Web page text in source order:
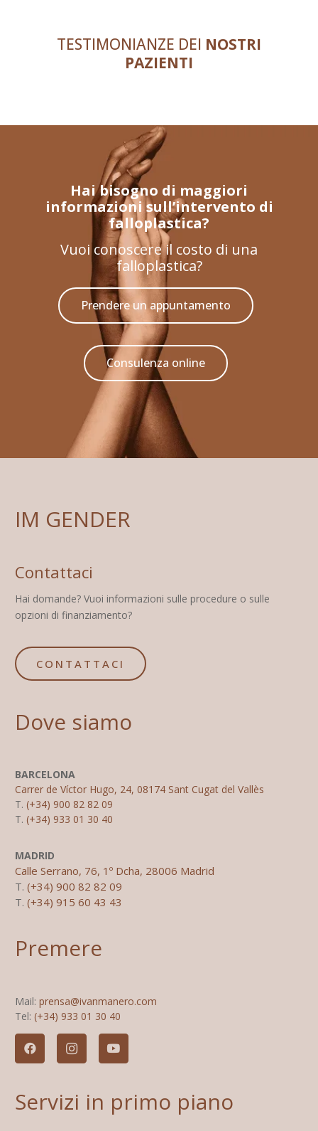
TESTIMONIANZE DEI NOSTRI
PAZIENTI
Hai bisogno di maggiori
informazioni sull’intervento di
falloplastica?
Vuoi conoscere il costo di una
falloplastica?
Prendere un appuntamento
Consulenza online
IM GENDER
Contattaci
Hai domande? Vuoi informazioni sulle procedure o sulle
opzioni di finanziamento?
CONTATTACI
Dove siamo
BARCELONA
Carrer de Víctor Hugo, 24, 08174 Sant Cugat del Vallès
T. (+34) 900 82 82 09
T. (+34) 933 01 30 40
MADRID
Calle Serrano, 76, 1º Dcha, 28006 Madrid
T. (+34) 900 82 82 09
T. (+34) 915 60 43 43
Premere
Mail: prensa@ivanmanero.com
Tel: (+34) 933 01 30 40
Servizi in primo piano